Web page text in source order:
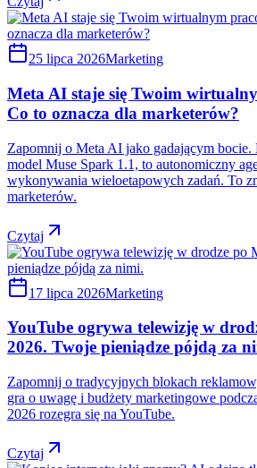
25 lipca 2026Marketing
Meta AI staje się Twoim
Co to oznacza dla marketerów?
Zapomnij o Meta AI jako gadającym bocie.
model Muse Spark 1.1, to autonomiczny
wykonywania wieloetapowych zadań. To
marketerów.
Czytaj
17 lipca 2026Marketing
YouTube ogrywa telewizję w
2026. Twoje pieniądze pójdą za
Zapomnij o tradycyjnych blokach
gra o uwagę i budżety marketingowe
2026 rozegra się na YouTube.
Czytaj